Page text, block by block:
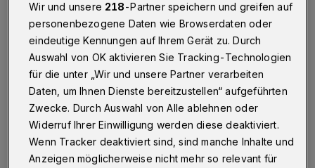
Wuppertal· Am Charity-Lauf des Wuppertaler
Unternehmer-Netzwerks „fair-dienen“ nahmen mehr
als 120 Läuferinnen und Läufer teil – für Bewegung,
Begegnung und Beteiligung.
17.10.2025 , 08:30 Uhr Eine Minute Lesezeit
Wir und unsere 218-Partner speichern und greifen auf
personenbezogene Daten wie Browserdaten oder
eindeutige Kennungen auf Ihrem Gerät zu. Durch
Auswahl von OK aktivieren Sie Tracking-Technologien
für die unter „Wir und unsere Partner verarbeiten
Daten, um Ihnen Dienste bereitzustellen“ aufgeführten
Zwecke. Durch Auswahl von Alle ablehnen oder
Widerruf Ihrer Einwilligung werden diese deaktiviert.
Wenn Tracker deaktiviert sind, sind manche Inhalte und
Anzeigen möglicherweise nicht mehr so relevant für